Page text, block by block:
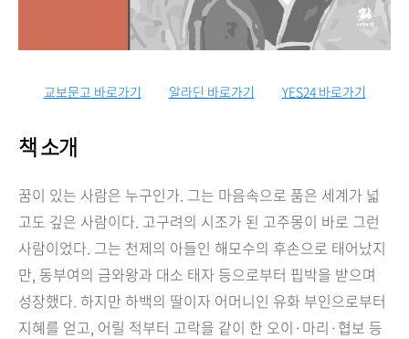
교보문고 바로가기 알라딘 바로가기 YES24 바로가기
책 소개
꿈이 있는 사람은 누구인가. 그는 마음속으로 품은 세계가 넓
고도 깊은 사람이다. 고구려의 시조가 된 고주몽이 바로 그런
사람이었다. 그는 천제의 아들인 해모수의 후손으로 태어났지
만, 동부여의 금와왕과 대소 태자 등으로부터 핍박을 받으며
성장했다. 하지만 하백의 딸이자 어머니인 유화 부인으로부터
지혜를 얻고, 어릴 적부터 고락을 같이 한 오이·마리·협보 등